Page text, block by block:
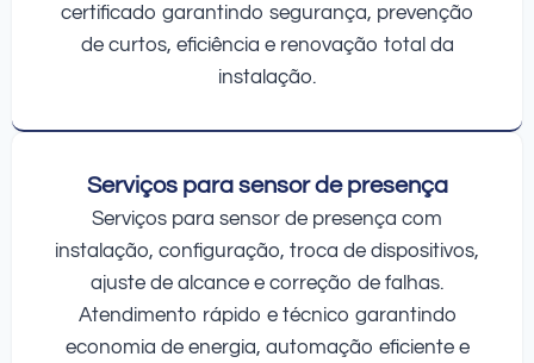
certificado garantindo segurança, prevenção
de curtos, eficiência e renovação total da
instalação.
Serviços para sensor de presença
Serviços para sensor de presença com
instalação, configuração, troca de dispositivos,
ajuste de alcance e correção de falhas.
Atendimento rápido e técnico garantindo
economia de energia, automação eficiente e